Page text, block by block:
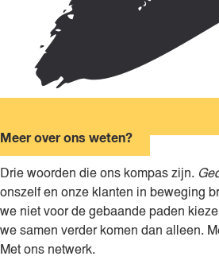
Meer over ons weten?
Drie woorden die ons kompas zijn.
onszelf en onze klanten in beweging
we niet voor de gebaande paden
we samen verder komen dan alleen.
Met ons netwerk.